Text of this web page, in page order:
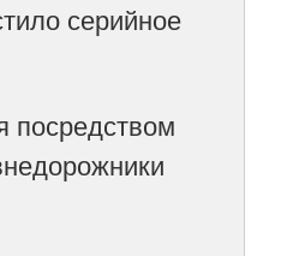
серийное
посредством